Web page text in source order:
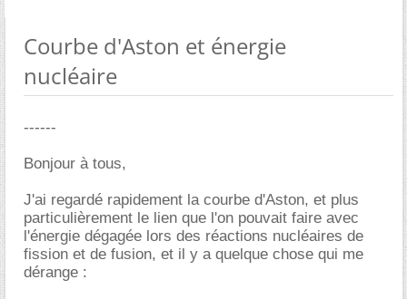
Courbe d'Aston et énergie
nucléaire
------
Bonjour à tous,
J'ai regardé rapidement la courbe d'Aston, et plus
particulièrement le lien que l'on pouvait faire avec
l'énergie dégagée lors des réactions nucléaires de
fission et de fusion, et il y a quelque chose qui me
dérange :